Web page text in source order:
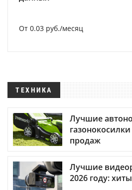
От 0.03 руб./месяц
ТЕХНИКА
Лучшие
продаж
Лучшие
2026 году: